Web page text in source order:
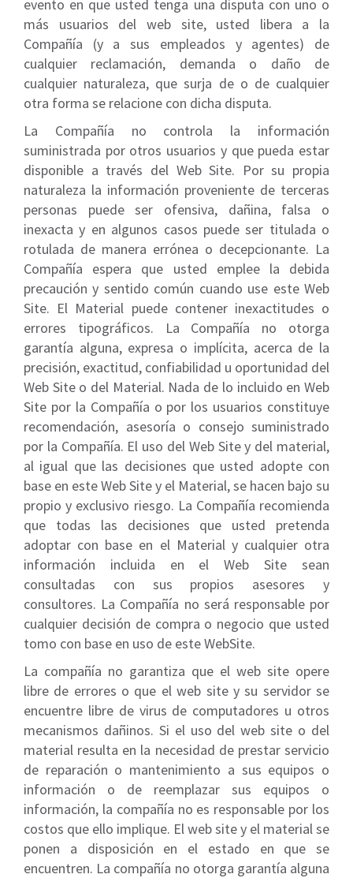
evento en que usted tenga una disputa con uno o
más usuarios del web site, usted libera a la
Compañía (y a sus empleados y agentes) de
cualquier reclamación, demanda o daño de
cualquier naturaleza, que surja de o de cualquier
otra forma se relacione con dicha disputa.
La Compañía no controla la información
suministrada por otros usuarios y que pueda estar
disponible a través del Web Site. Por su propia
naturaleza la información proveniente de terceras
personas puede ser ofensiva, dañina, falsa o
inexacta y en algunos casos puede ser titulada o
rotulada de manera errónea o decepcionante. La
Compañía espera que usted emplee la debida
precaución y sentido común cuando use este Web
Site. El Material puede contener inexactitudes o
errores tipográficos. La Compañía no otorga
garantía alguna, expresa o implícita, acerca de la
precisión, exactitud, confiabilidad u oportunidad del
Web Site o del Material. Nada de lo incluido en Web
Site por la Compañía o por los usuarios constituye
recomendación, asesoría o consejo suministrado
por la Compañía. El uso del Web Site y del material,
al igual que las decisiones que usted adopte con
base en este Web Site y el Material, se hacen bajo su
propio y exclusivo riesgo. La Compañía recomienda
que todas las decisiones que usted pretenda
adoptar con base en el Material y cualquier otra
información incluida en el Web Site sean
consultadas con sus propios asesores y
consultores. La Compañía no será responsable por
cualquier decisión de compra o negocio que usted
tomo con base en uso de este WebSite.
La compañía no garantiza que el web site opere
libre de errores o que el web site y su servidor se
encuentre libre de virus de computadores u otros
mecanismos dañinos. Si el uso del web site o del
material resulta en la necesidad de prestar servicio
de reparación o mantenimiento a sus equipos o
información o de reemplazar sus equipos o
información, la compañía no es responsable por los
costos que ello implique. El web site y el material se
ponen a disposición en el estado en que se
encuentren. La compañía no otorga garantía alguna